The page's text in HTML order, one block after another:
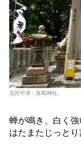
北区中津：富島神社。
蝉が鳴き、白く
はたまたじっと